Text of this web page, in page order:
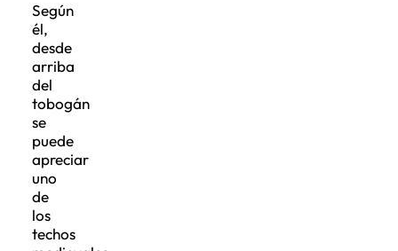
Según
él,
desde
arriba
del
tobogán
se
puede
apreciar
uno
de
los
techos